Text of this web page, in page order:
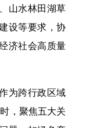
山水林田湖草
设等要求，协
济社会高质量
为跨行政区域
，聚焦五大关